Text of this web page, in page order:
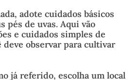
adote cuidados básicos
pés de uvas. Aqui vão
e cuidados simples de
deve observar para cultivar
já referido, escolha um local